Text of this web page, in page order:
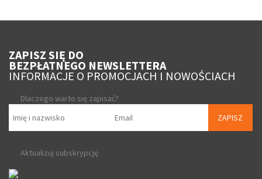
ZAPISZ SIĘ DO
BEZPŁATNEGO NEWSLETTERA
INFORMACJE O PROMOCJACH I NOWOŚCIACH
Dlaczego warto się zapisać?
ZAPISZ
Aktualizuj subskrypcję